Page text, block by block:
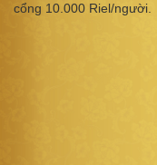
cổng 10.000 Riel/người.